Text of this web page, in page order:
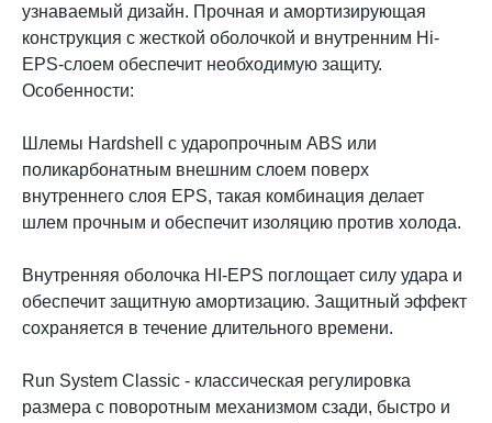
узнаваемый дизайн. Прочная и амортизирующая
конструкция с жесткой оболочкой и внутренним Hi-
EPS-слоем обеспечит необходимую защиту.
Особенности:
Шлемы Hardshell с ударопрочным ABS или
поликарбонатным внешним слоем поверх
внутреннего слоя EPS, такая комбинация делает
шлем прочным и обеспечит изоляцию против холода.
Внутренняя оболочка HI-EPS поглощает силу удара и
обеспечит защитную амортизацию. Защитный эффект
сохраняется в течение длительного времени.
Run System Classic - классическая регулировка
размера с поворотным механизмом сзади, быстро и